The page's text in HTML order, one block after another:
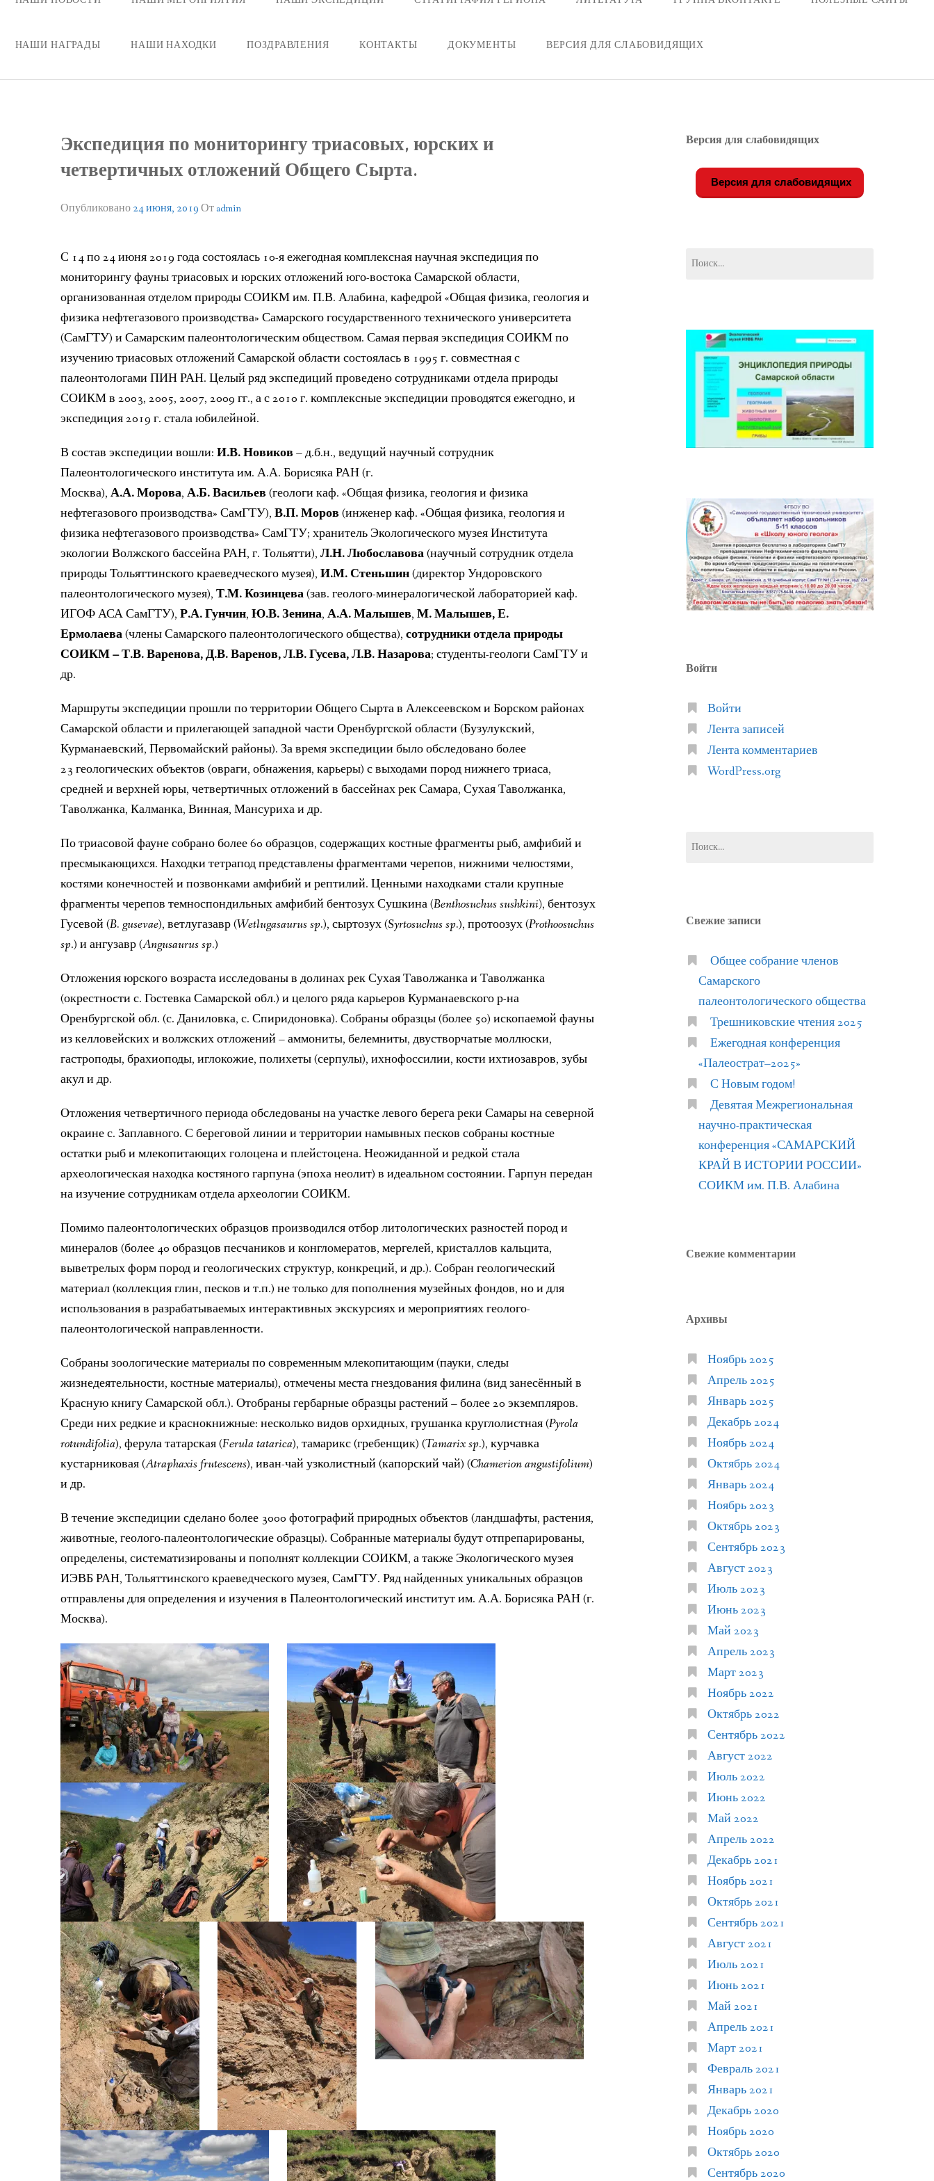
НАШИ НАГРАДЫ НАШИ НАХОДКИ ПОЗДРАВЛЕНИЯ КОНТАКТЫ ДОКУМЕНТЫ ВЕРСИЯ ДЛЯ СЛАБОВИДЯЩИХ
Экспедиция по мониторингу триасовых, юрских и
четвертичных отложений Общего Сырта.
Опубликовано24 июня, 2019От admin
С 14 по 24 июня 2019 года состоялась 10-я ежегодная комплексная научная экспедиция по
мониторингу фауны триасовых и юрских отложений юго-востока Самарской области,
организованная отделом природы СОИКМ им. П.В. Алабина, кафедрой «Общая физика, геология и
физика нефтегазового производства» Самарского государственного технического университета
(СамГТУ) и Самарским палеонтологическим обществом. Самая первая экспедиция СОИКМ по
изучению триасовых отложений Самарской области состоялась в 1995 г. совместная с
палеонтологами ПИН РАН. Целый ряд экспедиций проведено сотрудниками отдела природы
СОИКМ в 2003, 2005, 2007, 2009 гг., а с 2010 г. комплексные экспедиции проводятся ежегодно, и
экспедиция 2019 г. стала юбилейной.
В состав экспедиции вошли: И.В. Новиков– д.б.н., ведущий научный сотрудник
Палеонтологического института им. А.А. Борисяка РАН (г.
Москва), А.А. Морова, А.Б. Васильев(геологи каф. «Общая физика, геология и физика
нефтегазового производства» СамГТУ), В.П. Моров(инженер каф. «Общая физика, геология и
физика нефтегазового производства» СамГТУ; хранитель Экологического музея Института
экологии Волжского бассейна РАН, г. Тольятти), Л.Н. Любославова(научный сотрудник отдела
природы Тольяттинского краеведческого музея), И.М. Стеньшин(директор Ундоровского
палеонтологического музея), Т.М. Козинцева(зав. геолого-минералогической лабораторией каф.
ИГОФ АСА СамГТУ), Р.А. Гунчин, Ю.В. Зенина, А.А. Малышев, М. Малышев, Е.
Ермолаева(члены Самарского палеонтологического общества), сотрудники отдела природы
СОИКМ – Т.В. Варенова, Д.В. Варенов, Л.В. Гусева, Л.В. Назарова; студенты-геологи СамГТУ и
др.
Маршруты экспедиции прошли по территории Общего Сырта в Алексеевском и Борском районах
Самарской области и прилегающей западной части Оренбургской области (Бузулукский,
Курманаевский, Первомайский районы). За время экспедиции было обследовано более
23 геологических объектов (овраги, обнажения, карьеры) с выходами пород нижнего триаса,
средней и верхней юры, четвертичных отложений в бассейнах рек Самара, Сухая Таволжанка,
Таволжанка, Калманка, Винная, Мансуриха и др.
По триасовой фауне собрано более 60 образцов, содержащих костные фрагменты рыб, амфибий и
пресмыкающихся. Находки тетрапод представлены фрагментами черепов, нижними челюстями,
костями конечностей и позвонками амфибий и рептилий. Ценными находками стали крупные
фрагменты черепов темноспондильных амфибий бентозух Сушкина(Benthosuchus sushkini), бентозух
Гусевой (B. gusevae), ветлугазавр (Wetlugasaurus sp.), сыртозух (Syrtosuchus sp.), протоозух (Prothoosuchus
sp.) и ангузавр (Angusaurus sp.)
Отложения юрского возраста исследованы в долинах рек Сухая Таволжанка и Таволжанка
(окрестности с. Гостевка Самарской обл.) и целого ряда карьеров Курманаевского р-на
Оренбургской обл. (с. Даниловка, с. Спиридоновка). Собраны образцы (более 50) ископаемой фауны
из келловейских и волжских отложений – аммониты, белемниты, двустворчатые моллюски,
гастроподы, брахиоподы, иглокожие, полихеты (серпулы), ихнофоссилии, кости ихтиозавров, зубы
акул и др.
Отложения четвертичного периода обследованы на участке левого берега реки Самары на северной
окраине с. Заплавного. С береговой линии и территории намывных песков собраны костные
остатки рыб и млекопитающих голоцена и плейстоцена. Неожиданной и редкой стала
археологическая находка костяного гарпуна (эпоха неолит) в идеальном состоянии. Гарпун передан
на изучение сотрудникам отдела археологии СОИКМ.
Помимо палеонтологических образцов производился отбор литологических разностей пород и
минералов (более 40 образцов песчаников и конгломератов, мергелей, кристаллов кальцита,
выветрелых форм пород и геологических структур, конкреций, и др.). Собран геологический
материал (коллекция глин, песков и т.п.) не только для пополнения музейных фондов, но и для
использования в разрабатываемых интерактивных экскурсиях и мероприятиях геолого-
палеонтологической направленности.
Собраны зоологические материалы по современным млекопитающим (пауки, следы
жизнедеятельности, костные материалы), отмечены места гнездования филина (вид занесённый в
Красную книгу Самарской обл.). Отобраны гербарные образцы растений – более 20 экземпляров.
Среди них редкие и краснокнижные: несколько видов орхидных, грушанка круглолистная (Pyrola
rotundifolia), ферула татарская (Ferula tatarica), тамарикс (гребенщик) (Tamarix sp.), курчавка
кустарниковая (Atraphaxis frutescens), иван-чай узколистный (капорский чай) (Chamerion angustifolium)
и др.
В течение экспедиции сделано более 3000 фотографий природных объектов (ландшафты, растения,
животные, геолого-палеонтологические образцы). Собранные материалы будут отпрепарированы,
определены, систематизированы и пополнят коллекции СОИКМ, а также Экологического музея
ИЭВБ РАН, Тольяттинского краеведческого музея, СамГТУ. Ряд найденных уникальных образцов
отправлены для определения и изучения в Палеонтологический институт им. А.А. Борисяка РАН (г.
Москва).
Версия для слабовидящих
Версия для слабовидящих
Войти
Войти
Лента записей
Лента комментариев
WordPress.org
Свежие записи
Общее собрание членов
Самарского
палеонтологического общества
Трешниковские чтения 2025
Ежегодная конференция
«Палеострат–2025»
С Новым годом!
Девятая Межрегиональная
научно-практическая
конференция «САМАРСКИЙ
КРАЙ В ИСТОРИИ РОССИИ»
СОИКМ им. П.В. Алабина
Свежие комментарии
Архивы
Ноябрь 2025
Апрель 2025
Январь 2025
Декабрь 2024
Ноябрь 2024
Октябрь 2024
Январь 2024
Ноябрь 2023
Октябрь 2023
Сентябрь 2023
Август 2023
Июль 2023
Июнь 2023
Май 2023
Апрель 2023
Март 2023
Ноябрь 2022
Октябрь 2022
Сентябрь 2022
Август 2022
Июль 2022
Июнь 2022
Май 2022
Апрель 2022
Декабрь 2021
Ноябрь 2021
Октябрь 2021
Сентябрь 2021
Август 2021
Июль 2021
Июнь 2021
Май 2021
Апрель 2021
Март 2021
Февраль 2021
Январь 2021
Декабрь 2020
Ноябрь 2020
Октябрь 2020
Сентябрь 2020